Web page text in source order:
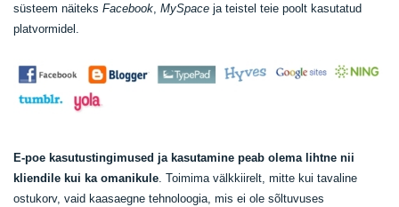
süsteem näiteks Facebook, MySpace ja teistel teie poolt kasutatud
platvormidel.
E-poe kasutustingimused ja kasutamine peab olema lihtne nii
kliendile kui ka omanikule. Toimima välkkiirelt, mitte kui tavaline
ostukorv, vaid kaasaegne tehnoloogia, mis ei ole sõltuvuses